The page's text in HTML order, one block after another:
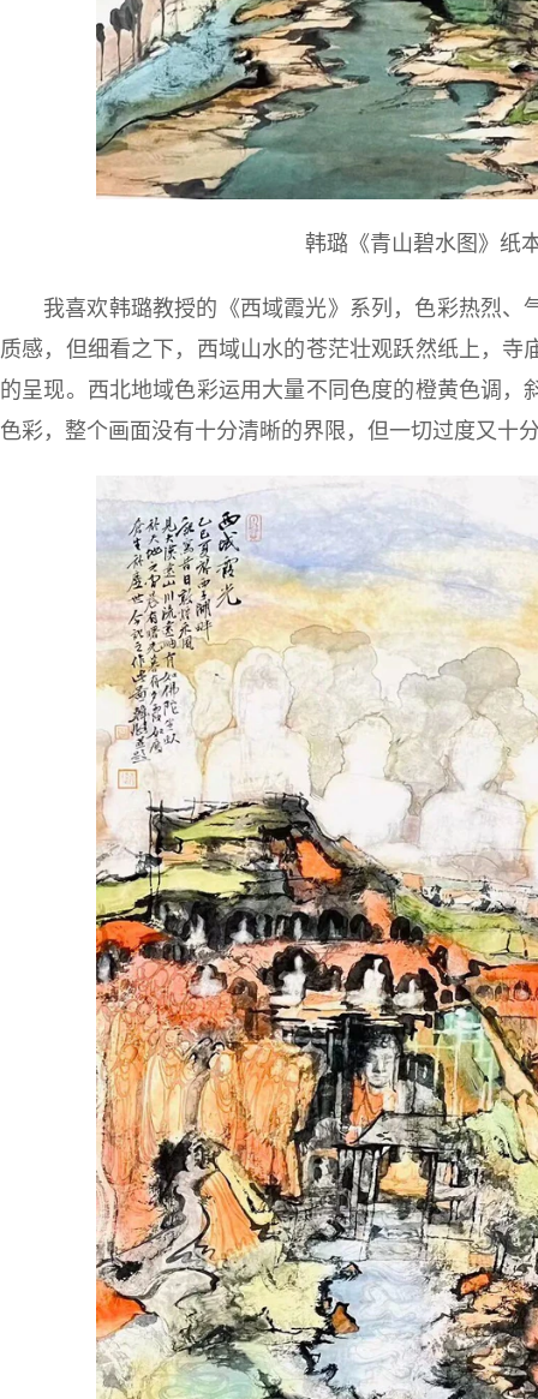
韩璐《青山碧水图》纸
我喜欢韩璐教授的《西域霞光》系列，色彩热烈
质感，但细看之下，西域山水的苍茫壮观跃然纸上，
的呈现。西北地域色彩运用大量不同色度的橙黄色调
色彩，整个画面没有十分清晰的界限，但一切过度又十